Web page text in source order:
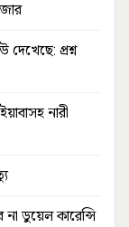
দেখেছে: প্রশ্ন
নারী
ডুয়েল কারেন্সি